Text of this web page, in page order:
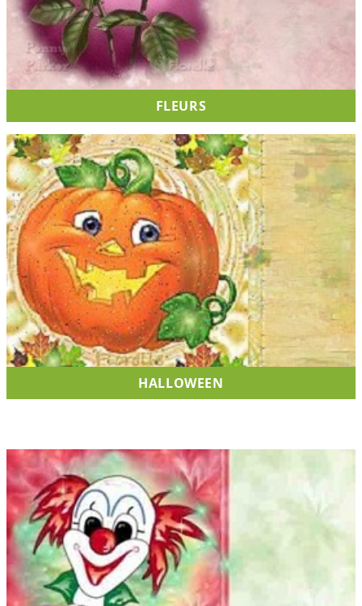
FLEURS
HALLOWEEN